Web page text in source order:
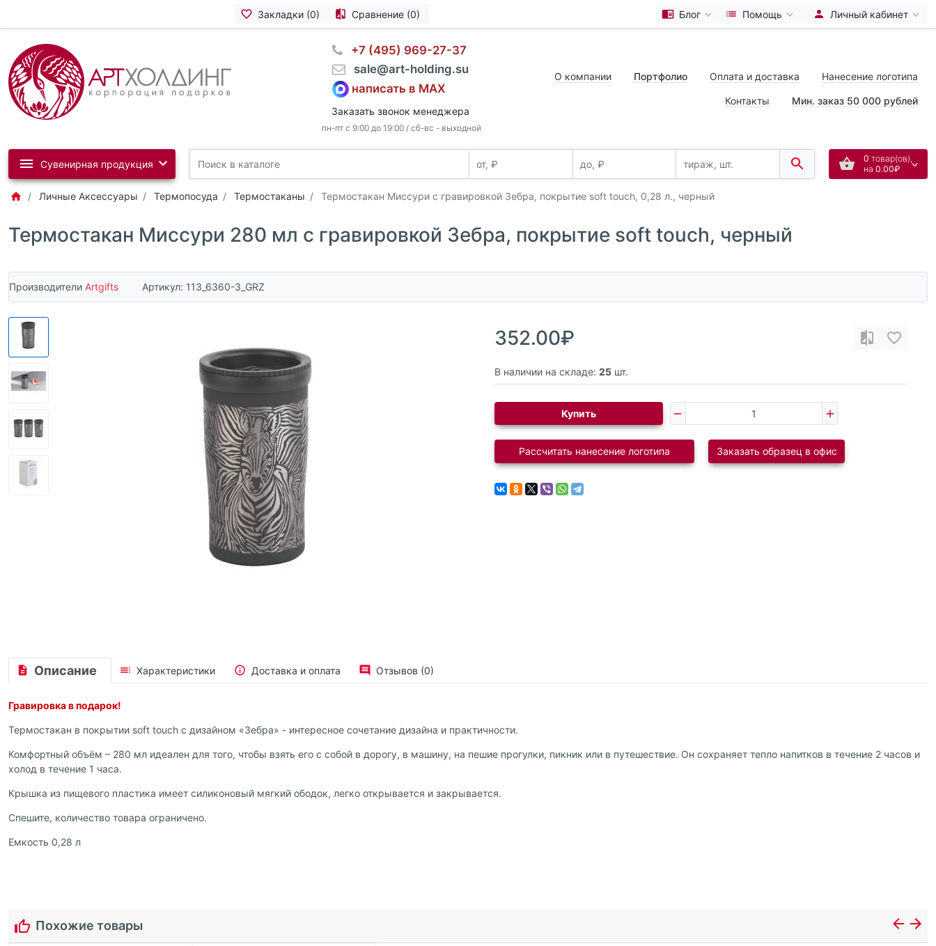
Закладки (0) Сравнение (0) Блог Помощь Личный кабинет
⠀+7 (495) 969-27-37
⠀sale@art-holding.su
написать в MAX
Заказать звонок менеджера
пн-пт с 9:00 до 19:00 / сб-вс - выходной
О компании Портфолио Оплата и доставка Нанесение логотипа
Контакты Мин. заказ 50 000 рублей
0 товар(ов),
на 0.00₽
Сувенирная продукция
Личные Аксессуары Термопосуда Термостаканы Термостакан Миссури c гравировкой Зебра, покрытие soft touch, 0,28 л., черный
Термостакан Миссури 280 мл c гравировкой Зебра, покрытие soft touch, черный
Производители Artgifts Артикул: 113_6360-3_GRZ
352.00₽
В наличии на складе: 25 шт.
Купить
Рассчитать нанесение логотипа Заказать образец в офис
Описание Характеристики Доставка и оплата Отзывов (0)
Гравировка в подарок!
Термостакан в покрытии soft touch с дизайном «Зебра» - интересное сочетание дизайна и практичности.
Комфортный объём – 280 мл идеален для того, чтобы взять его с собой в дорогу, в машину, на пешие прогулки, пикник или в путешествие. Он сохраняет тепло напитков в течение 2 часов и
холод в течение 1 часа.
Крышка из пищевого пластика имеет силиконовый мягкий ободок, легко открывается и закрывается.
Спешите, количество товара ограничено.
Емкость 0,28 л
Похожие товары